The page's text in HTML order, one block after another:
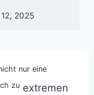
2025
nur eine
zu extremen